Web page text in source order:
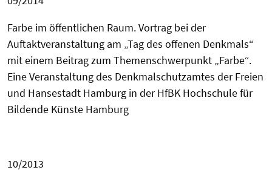
Farbe im öffentlichen Raum. Vortrag bei der
Auftaktveranstaltung am „Tag des offenen Denkmals“
mit einem Beitrag zum Themenschwerpunkt „Farbe“.
Eine Veranstaltung des Denkmalschutzamtes der Freien
und Hansestadt Hamburg in der HfBK Hochschule für
Bildende Künste Hamburg
10/2013